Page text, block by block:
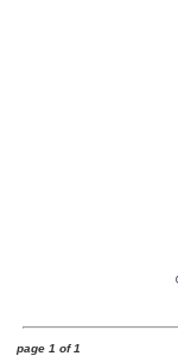
page 1 of 1